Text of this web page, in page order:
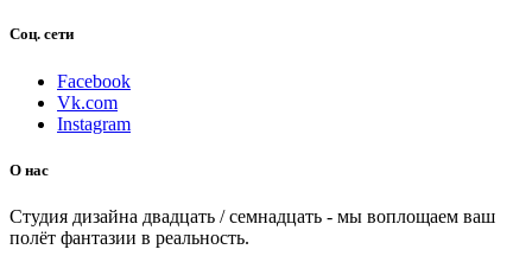
Соц. сети
Facebook
Vk.com
Instagram
О нас
Студия дизайна двадцать / семнадцать - мы воплощаем ваш
полёт фантазии в реальность.